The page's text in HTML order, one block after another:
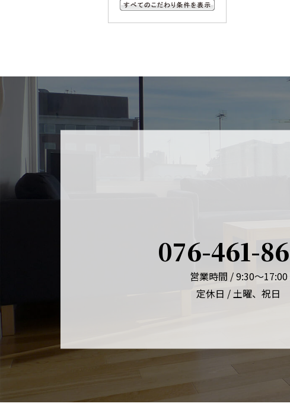
076-461-
営業時間 / 9:30～17:00
定休日 / 土曜、祝日